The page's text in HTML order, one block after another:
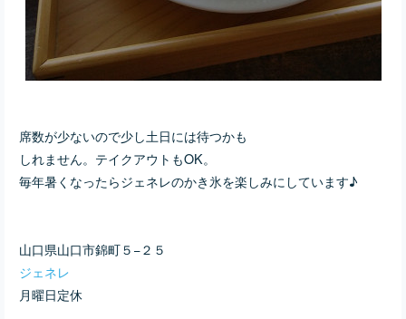
席数が少ないので少し土日には待つかも
しれません。テイクアウトもOK。
毎年暑くなったらジェネレのかき氷を楽しみにしています♪
山口県山口市錦町５−２５
ジェネレ
月曜日定休